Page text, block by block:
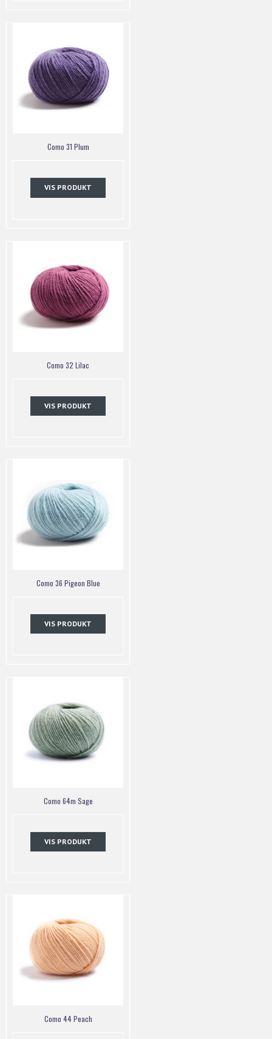
Como 31 Plum
VIS PRODUKT
Como 32 Lilac
VIS PRODUKT
Como 36 Pigeon Blue
VIS PRODUKT
Como 64m Sage
VIS PRODUKT
Como 44 Peach